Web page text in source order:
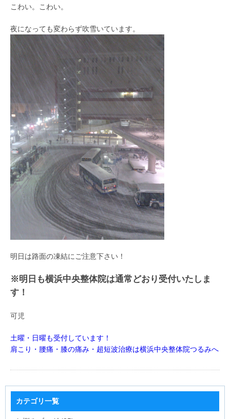
こわい。こわい。
夜になっても変わらず吹雪いています。
明日は路面の凍結にご注意下さい！
※明日も横浜中央整体院は通常どおり受付いたしま
す！
可児
土曜・日曜も受付しています！
肩こり・腰痛・膝の痛み・超短波治療は横浜中央整体院つるみへ
カテゴリ一覧